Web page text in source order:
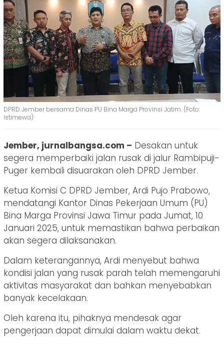
DPRD Jember bersama Dinas PU Bina Marga Provinsi Jatim. (Foto:
Istimewa)
Jember, jurnalbangsa.com – Desakan untuk
segera memperbaiki jalan rusak di jalur Rambipuji-
Puger kembali disuarakan oleh DPRD Jember.
Ketua Komisi C DPRD Jember, Ardi Pujo Prabowo,
mendatangi Kantor Dinas Pekerjaan Umum (PU)
Bina Marga Provinsi Jawa Timur pada Jumat, 10
Januari 2025, untuk memastikan bahwa perbaikan
akan segera dilaksanakan.
Dalam keterangannya, Ardi menyebut bahwa
kondisi jalan yang rusak parah telah memengaruhi
aktivitas masyarakat dan bahkan menyebabkan
banyak kecelakaan.
Oleh karena itu, pihaknya mendesak agar
pengerjaan dapat dimulai dalam waktu dekat.